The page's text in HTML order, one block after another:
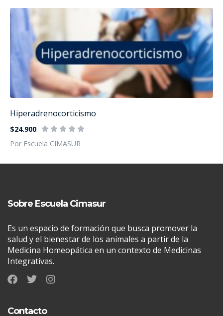
Hiperadrenocorticismo
$24.900
Por Escuela CIMASUR
Sobre Escuela Cimasur
Es un espacio de formación que busca promover la
salud y el bienestar de los animales a partir de la
Medicina Homeopática en un contexto de Medicinas
Integrativas.
Contacto